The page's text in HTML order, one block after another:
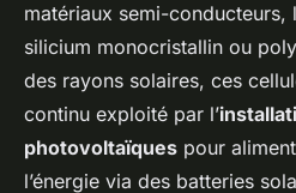
matériaux semi-conducteurs,
silicium monocristallin ou
des rayons solaires, ces
continu exploité par l’
photovoltaïques pour
l’énergie via des batteries